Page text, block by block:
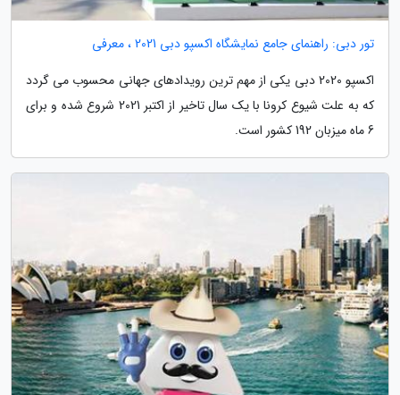
تور دبی: راهنمای جامع نمایشگاه اکسپو دبی 2021 ، معرفی
اکسپو 2020 دبی یکی از مهم ترین رویدادهای جهانی محسوب می گردد
که به علت شیوع کرونا با یک سال تاخیر از اکتبر 2021 شروع شده و برای
6 ماه میزبان 192 کشور است.